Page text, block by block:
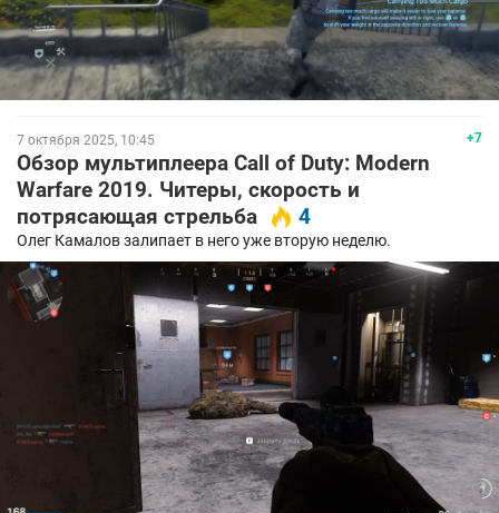
+7
7 октября 2025, 10:45
Обзор мультиплеера Call of Duty: Modern
Warfare 2019. Читеры, скорость и
потрясающая стрельба
4
Олег Камалов залипает в него уже вторую неделю.